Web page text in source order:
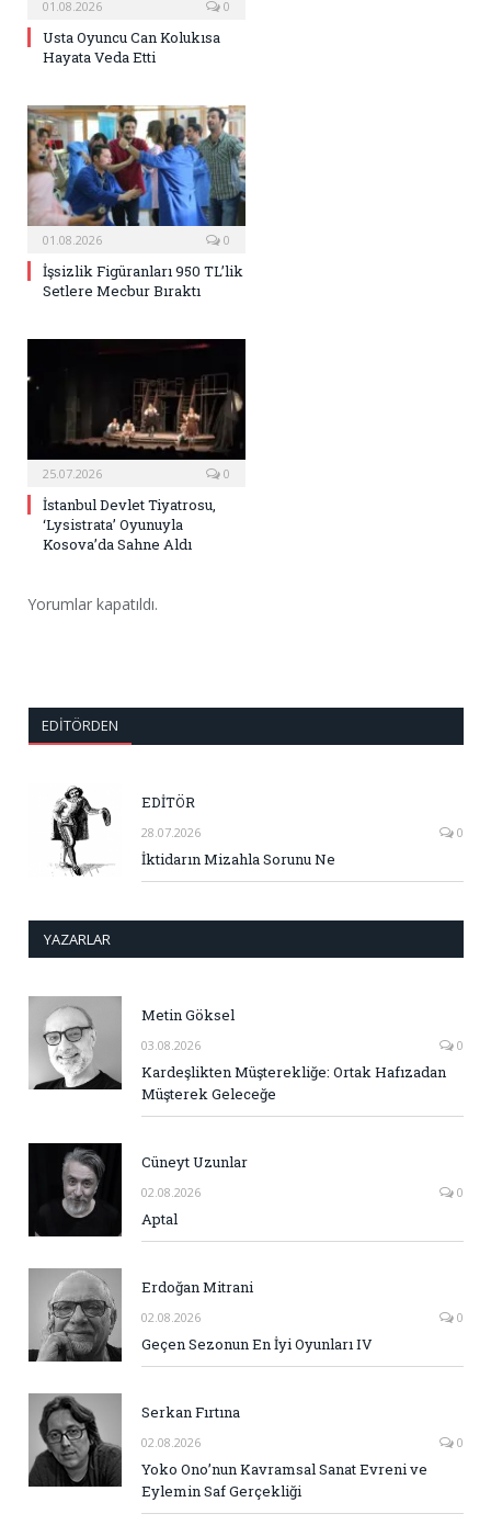
01.08.2026 0
Usta Oyuncu Can Kolukısa
Hayata Veda Etti
01.08.2026 0
İşsizlik Figüranları 950 TL’lik
Setlere Mecbur Bıraktı
25.07.2026 0
İstanbul Devlet Tiyatrosu,
‘Lysistrata’ Oyunuyla
Kosova’da Sahne Aldı
Yorumlar kapatıldı.
EDITÖRDEN
EDİTÖR
28.07.2026 0
İktidarın Mizahla Sorunu Ne
YAZARLAR
Metin Göksel
03.08.2026 0
Kardeşlikten Müşterekliğe: Ortak Hafızadan
Müşterek Geleceğe
Cüneyt Uzunlar
02.08.2026 0
Aptal
Erdoğan Mitrani
02.08.2026 0
Geçen Sezonun En İyi Oyunları IV
Serkan Fırtına
02.08.2026 0
Yoko Ono’nun Kavramsal Sanat Evreni ve
Eylemin Saf Gerçekliği